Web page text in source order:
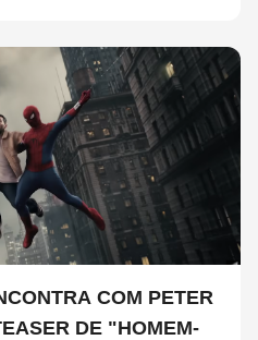
COM PETER
DE "HOMEM-